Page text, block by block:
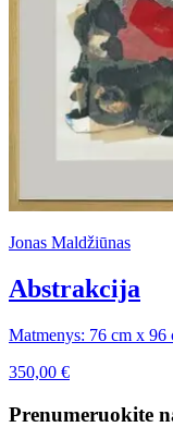
Jonas Maldžiūnas
Abstrakcija
Matmenys: 76 cm x 96
350,00 €
Prenumeruokite